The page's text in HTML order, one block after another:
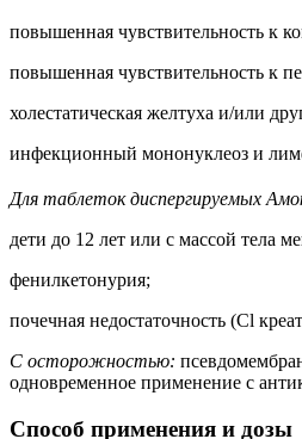
повышенная чувствительность к
повышенная чувствительность к
холестатическая желтуха и/или
инфекционный мононуклеоз и
Для таблеток диспергируемых
дети до 12 лет или с массой тела
фенилкетонурия;
почечная недостаточность (Сl
С осторожностью:
одновременное применение с
Способ применения и дозы